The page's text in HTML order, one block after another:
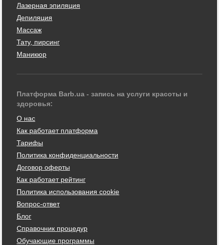
Лазерная эпиляция
Депиляция
Массаж
Тату, пирсинг
Маникюр
Платформа Barb.ua - запись на услуги красоты и
здоровья:
О нас
Как работает платформа
Тарифы
Политика конфиденциальности
Договор оферты
Как работает рейтинг
Политика использования cookie
Вопрос-ответ
Блог
Справочник процедур
Обучающие программы